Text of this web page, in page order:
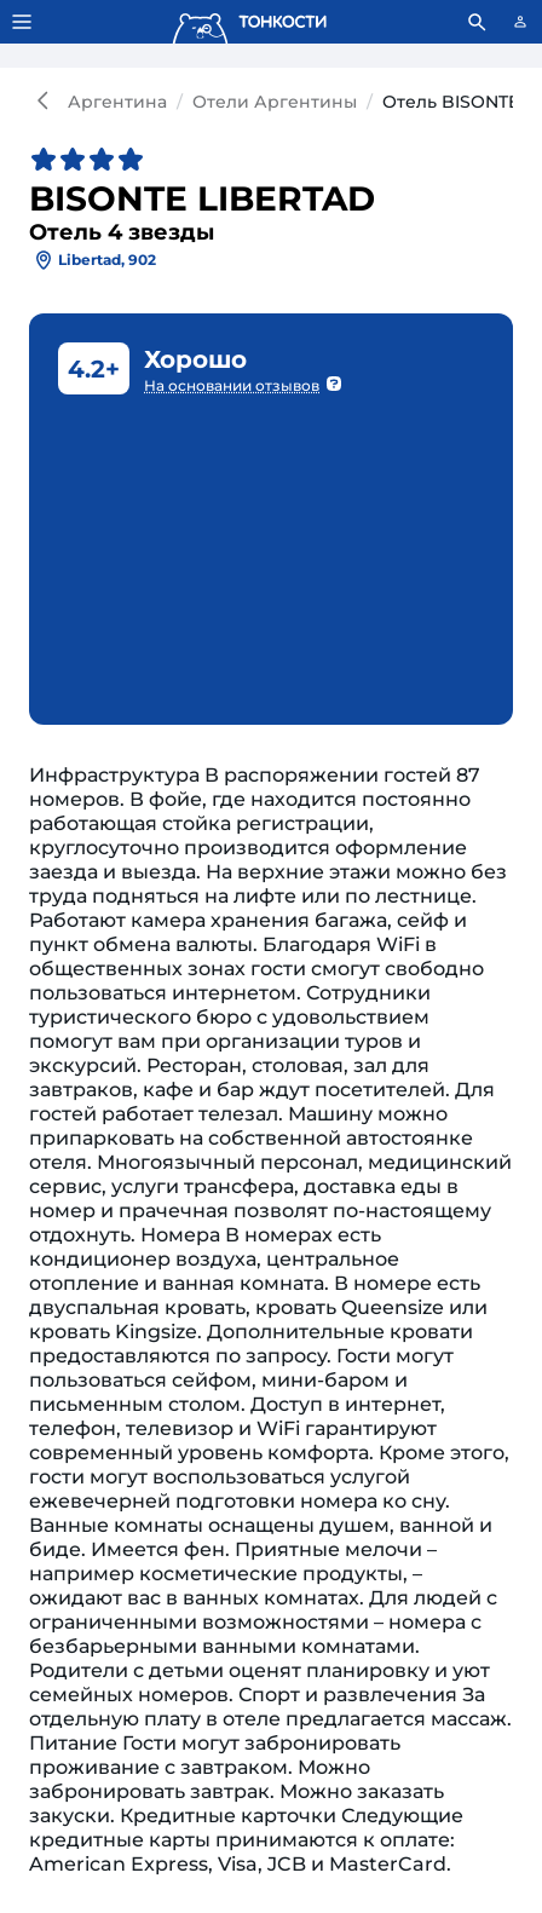
Тонкости используют сookie-файлы. Что это значит?
Аргентина Отели Аргентины Отель BISONTE
BISONTE LIBERTAD
Отель 4 звезды
Libertad, 902
4.2+ Хорошо
На основании отзывов
Инфраструктура В распоряжении гостей 87
номеров. В фойе, где находится постоянно
работающая стойка регистрации,
круглосуточно производится оформление
заезда и выезда. На верхние этажи можно без
труда подняться на лифте или по лестнице.
Работают камера хранения багажа, сейф и
пункт обмена валюты. Благодаря WiFi в
общественных зонах гости смогут свободно
пользоваться интернетом. Сотрудники
туристического бюро с удовольствием
помогут вам при организации туров и
экскурсий. Ресторан, столовая, зал для
завтраков, кафе и бар ждут посетителей. Для
гостей работает телезал. Машину можно
припарковать на собственной автостоянке
отеля. Многоязычный персонал, медицинский
сервис, услуги трансфера, доставка еды в
номер и прачечная позволят по-настоящему
отдохнуть. Номера В номерах есть
кондиционер воздуха, центральное
отопление и ванная комната. В номере есть
двуспальная кровать, кровать Queensize или
кровать Kingsize. Дополнительные кровати
предоставляются по запросу. Гости могут
пользоваться сейфом, мини-баром и
письменным столом. Доступ в интернет,
телефон, телевизор и WiFi гарантируют
современный уровень комфорта. Кроме этого,
гости могут воспользоваться услугой
ежевечерней подготовки номера ко сну.
Ванные комнаты оснащены душем, ванной и
биде. Имеется фен. Приятные мелочи –
например косметические продукты, –
ожидают вас в ванных комнатах. Для людей с
ограниченными возможностями – номера с
безбарьерными ванными комнатами.
Родители с детьми оценят планировку и уют
семейных номеров. Спорт и развлечения За
отдельную плату в отеле предлагается массаж.
Питание Гости могут забронировать
проживание с завтраком. Можно
забронировать завтрак. Можно заказать
закуски. Кредитные карточки Следующие
кредитные карты принимаются к оплате:
American Express, Visa, JCB и MasterCard.